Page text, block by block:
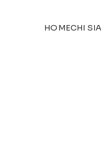
HOMECHI